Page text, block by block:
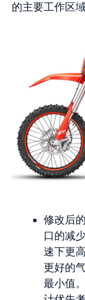
的主要工作区
修改后
口的减
速下更
更好的
最小值